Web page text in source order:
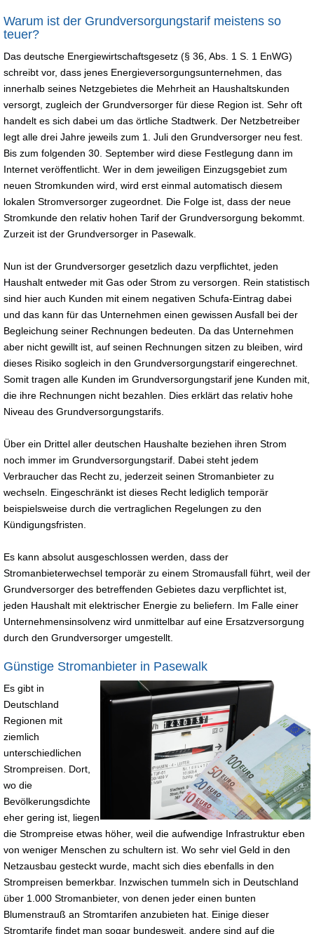
Warum ist der Grundversorgungstarif meistens so
teuer?
Das deutsche Energiewirtschaftsgesetz (§ 36, Abs. 1 S. 1 EnWG)
schreibt vor, dass jenes Energieversorgungsunternehmen, das
innerhalb seines Netzgebietes die Mehrheit an Haushaltskunden
versorgt, zugleich der Grundversorger für diese Region ist. Sehr oft
handelt es sich dabei um das örtliche Stadtwerk. Der Netzbetreiber
legt alle drei Jahre jeweils zum 1. Juli den Grundversorger neu fest.
Bis zum folgenden 30. September wird diese Festlegung dann im
Internet veröffentlicht. Wer in dem jeweiligen Einzugsgebiet zum
neuen Stromkunden wird, wird erst einmal automatisch diesem
lokalen Stromversorger zugeordnet. Die Folge ist, dass der neue
Stromkunde den relativ hohen Tarif der Grundversorgung bekommt.
Zurzeit ist der Grundversorger in Pasewalk.
Nun ist der Grundversorger gesetzlich dazu verpflichtet, jeden
Haushalt entweder mit Gas oder Strom zu versorgen. Rein statistisch
sind hier auch Kunden mit einem negativen Schufa-Eintrag dabei
und das kann für das Unternehmen einen gewissen Ausfall bei der
Begleichung seiner Rechnungen bedeuten. Da das Unternehmen
aber nicht gewillt ist, auf seinen Rechnungen sitzen zu bleiben, wird
dieses Risiko sogleich in den Grundversorgungstarif eingerechnet.
Somit tragen alle Kunden im Grundversorgungstarif jene Kunden mit,
die ihre Rechnungen nicht bezahlen. Dies erklärt das relativ hohe
Niveau des Grundversorgungstarifs.
Über ein Drittel aller deutschen Haushalte beziehen ihren Strom
noch immer im Grundversorgungstarif. Dabei steht jedem
Verbraucher das Recht zu, jederzeit seinen Stromanbieter zu
wechseln. Eingeschränkt ist dieses Recht lediglich temporär
beispielsweise durch die vertraglichen Regelungen zu den
Kündigungsfristen.
Es kann absolut ausgeschlossen werden, dass der
Stromanbieterwechsel temporär zu einem Stromausfall führt, weil der
Grundversorger des betreffenden Gebietes dazu verpflichtet ist,
jeden Haushalt mit elektrischer Energie zu beliefern. Im Falle einer
Unternehmensinsolvenz wird unmittelbar auf eine Ersatzversorgung
durch den Grundversorger umgestellt.
Günstige Stromanbieter in Pasewalk
Es gibt in
Deutschland
Regionen mit
ziemlich
unterschiedlichen
Strompreisen. Dort,
wo die
Bevölkerungsdichte
eher gering ist, liegen
die Strompreise etwas höher, weil die aufwendige Infrastruktur eben
von weniger Menschen zu schultern ist. Wo sehr viel Geld in den
Netzausbau gesteckt wurde, macht sich dies ebenfalls in den
Strompreisen bemerkbar. Inzwischen tummeln sich in Deutschland
über 1.000 Stromanbieter, von denen jeder einen bunten
Blumenstrauß an Stromtarifen anzubieten hat. Einige dieser
Stromtarife findet man sogar bundesweit, andere sind auf die